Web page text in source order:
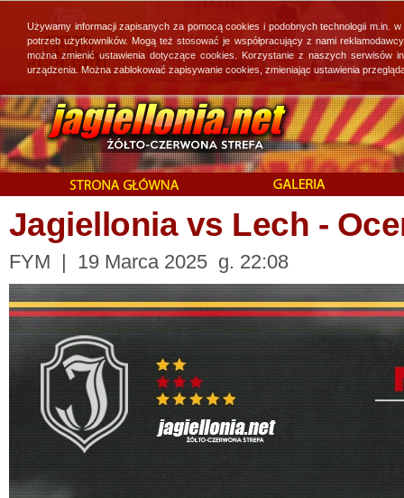
Jagiellonia vs Lech -
FYM | 19 Marca 2025 g. 22:08
Używamy informacji zapisanych za pomocą cookies i podobnych technologii
potrzeb użytkowników. Mogą też stosować je współpracujący z nami
można zmienić ustawienia dotyczące cookies. Korzystanie z naszych
urządzenia. Można zablokować zapisywanie cookies, zmieniając ustawienia